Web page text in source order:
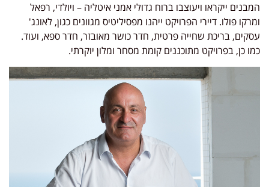
המבנים ייקראו ויעוצבו ברוח גדולי אמני איטליה – ויולדי, רפאל
ומרקו פולו. דיירי הפרויקט ייהנו מפסיליטיס מגוונים כגון, לאונג'
עסקים, בריכת שחייה פרטית, חדר כושר מאובזר, חדר ספא, ועוד.
כמו כן, בפרויקט מתוכננים קומת מסחר ומלון יוקרתי.